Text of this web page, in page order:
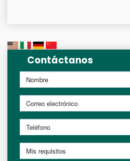
Contáctanos